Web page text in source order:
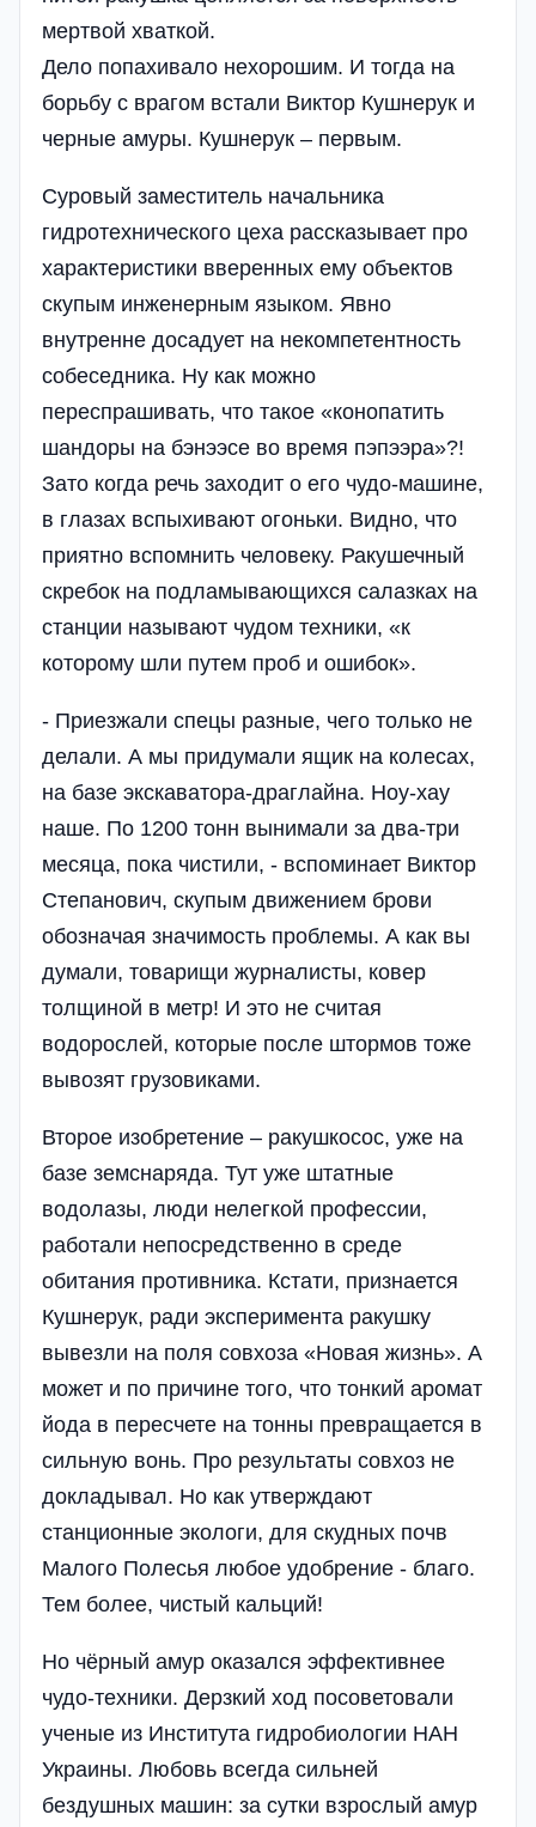
мертвой хваткой.
Дело попахивало нехорошим. И тогда на
борьбу с врагом встали Виктор Кушнерук и
черные амуры. Кушнерук – первым.
Суровый заместитель начальника
гидротехнического цеха рассказывает про
характеристики вверенны­х ему объектов
скупым инженерным языком. Явно
внутренне досадует на некомпетентность
собеседника. Ну как можно
переспрашивать, что такое «конопатить
шандоры на бэнээсе во время пэпээра»?!
Зато когда речь заходит о его чудо-машине,
в глазах вспыхивают огоньки. Видно, что
приятно вспомнить человеку. Ракушечный
скребок на подламывающихся салазках на
станции называют чудом техники, «к
которому шли путем проб и ошибок».
- Приезжали спецы разные, чего только не
делали. А мы придумали ящик на колесах,
на базе экскаватора-драглайна. Ноу-хау
наше. По 1200 тонн вынимали за два-три
месяца, пока чистили, - вспоминает Виктор
Степанович, скупым движением брови
обозначая значимость проблемы. А как вы
думали, товарищи журналисты, ковер
толщиной в метр! И это не считая
водорослей, которые после штормов тоже
вывозят грузовиками.
Второе изобретение – ракушкосос, уже на
базе земснаряда. Тут уже штатные
водолазы, люди нелегкой профессии,
работали не­посредственно в среде
обитания противника. Кстати, признается
Кушнерук, ради эксперимента ракушку
вывезли на поля совхоза «Новая жизнь». А
может и по причине того, что тонкий аромат
йода в пересчете на тонны превращается в
сильную вонь. Про результаты совхоз не
докладывал. Но как утверждают
станционные экологи, для скудных почв
Малого Полесья любое удобрение - благо.
Тем более, чистый кальций!
Но чёрный амур оказался эффективнее
чудо-техники. Дерзкий ход посоветовали
ученые из Института гидробиологии НАН
Украины. Любовь всегда сильней
бездушных машин: за сутки взрослый амур